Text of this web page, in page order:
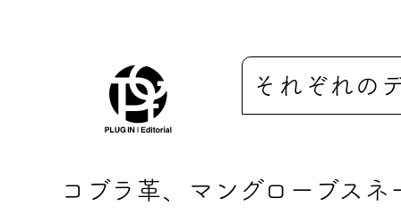
それぞれの
コブラ革、マングローブス